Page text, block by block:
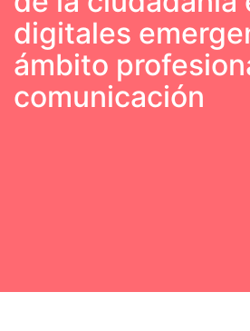
digitales
ámbito
comunicación